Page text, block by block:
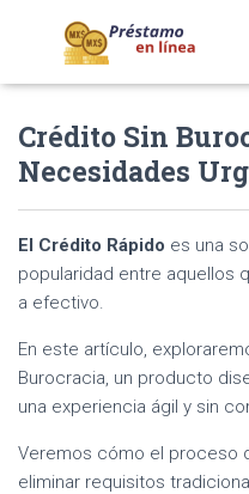
Crédito Sin
Necesidades
El Crédito Rápido es una
popularidad entre aquellos
a efectivo.
En este artículo,
Burocracia, un producto
una experiencia ágil y sin
Veremos cómo el proceso
eliminar requisitos